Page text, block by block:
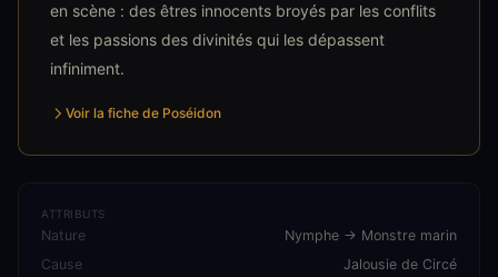
en scène : des êtres innocents broyés par les conflits
et les passions des divinités qui les dépassent
infiniment.
Voir la fiche de Poséidon
ATTRIBUTS
Nature
Nymphe → Monstre marin
Cause
Jalousie de Circé